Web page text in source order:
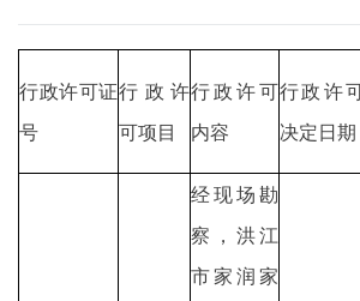
行政许可证
号
行政许
可项目
行政许可
内容
行政许
决定日期
经现场勘
察，洪江
市家润家